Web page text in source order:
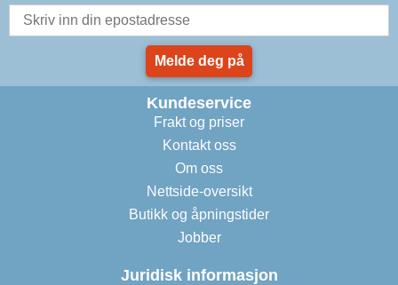
Melde deg på
Kundeservice
Frakt og priser
Kontakt oss
Om oss
Nettside-oversikt
Butikk og åpningstider
Jobber
Juridisk informasjon